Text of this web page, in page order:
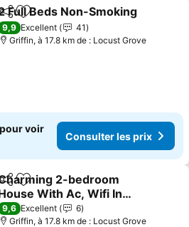
Ajouter à mes favoris
Full Beds Non-Smoking
9,9 Excellent
41
Griffin, à 17.8 km de : Locust Grove
voir
Consulter les prix
Ajouter à mes favoris
2-bedroom
With Ac, Wifi In
9,6 Excellent
6
Griffin, à 17.8 km de : Locust Grove